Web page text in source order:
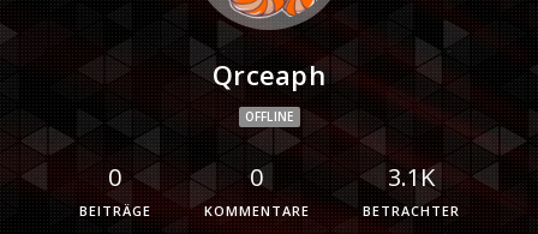
Qrceaph
OFFLINE
0
BEITRÄGE
0
KOMMENTARE
3.1K
BETRACHTER